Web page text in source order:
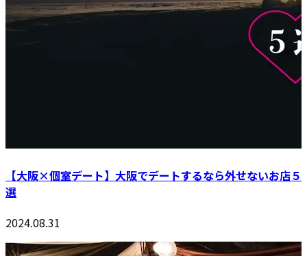
【大阪×個室デート】大阪でデートするなら外せないお店５
選
2024.08.31